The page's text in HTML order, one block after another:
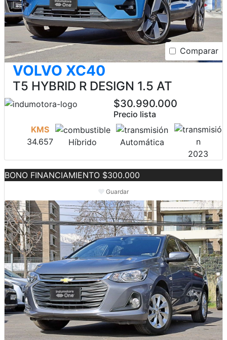
Comparar
VOLVO XC40
T5 HYBRID R DESIGN 1.5 AT
$30.990.000
Precio lista
KMS
34.657
Híbrido
Automática
2023
BONO FINANCIAMIENTO $300.000
Guardar